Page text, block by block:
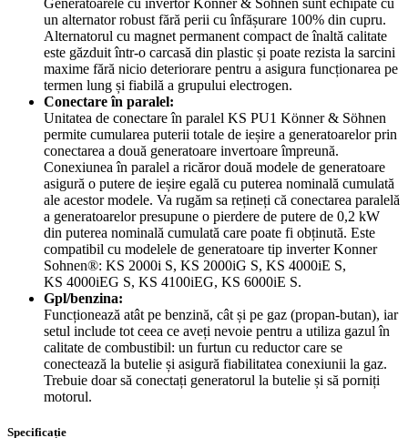
un alternator robust fără perii cu înfășurare 100% din cupru.
Alternatorul cu magnet permanent compact de înaltă calitate
este găzduit într-o carcasă din plastic și poate rezista la sarcini
maxime fără nicio deteriorare pentru a asigura funcționarea pe
termen lung și fiabilă a grupului electrogen.
Conectare în paralel:
Unitatea de conectare în paralel KS PU1 Könner & Söhnen
permite cumularea puterii totale de ieșire a generatoarelor prin
conectarea a două generatoare invertoare împreună.
Conexiunea în paralel a ricăror două modele de generatoare
asigură o putere de ieșire egală cu puterea nominală cumulată
ale acestor modele. Va rugăm sa rețineți că conectarea paralelă
a generatoarelor presupune o pierdere de putere de 0,2 kW
din puterea nominală cumulată care poate fi obținută. Este
compatibil cu modelele de generatoare tip inverter Konner
Sohnen®: KS 2000i S, KS 2000iG S, KS 4000iE S,
KS 4000iEG S, KS 4100iEG, KS 6000iE S.
Gpl/benzina:
Funcționează atât pe benzină, cât și pe gaz (propan-butan), iar
setul include tot ceea ce aveți nevoie pentru a utiliza gazul în
calitate de combustibil: un furtun cu reductor care se
conectează la butelie și asigură fiabilitatea conexiunii la gaz.
Trebuie doar să conectați generatorul la butelie și să porniți
motorul.
Specificație